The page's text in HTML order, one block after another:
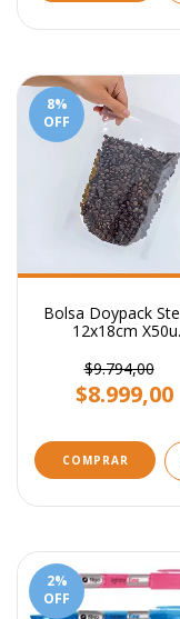
8%
OFF
Bolsa Doypack
12x18cm X50u
$9.794,00
$8.999,00
2%
OFF